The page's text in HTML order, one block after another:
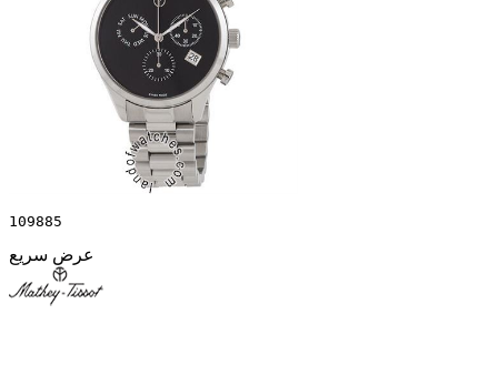
109885
عرض سريع